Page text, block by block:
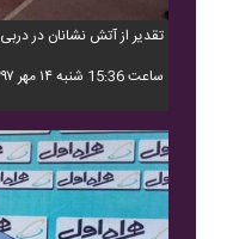
تقدیر از آتش نشانان در دربی 88
ساعت 15:36 شنبه ۱۴ مهر ۱۳۹۷